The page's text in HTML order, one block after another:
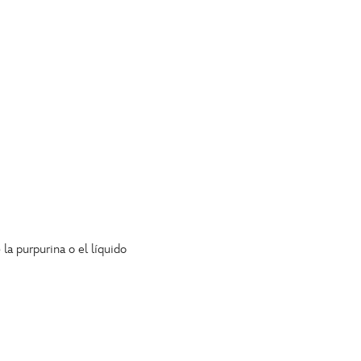
la purpurina o el líquido